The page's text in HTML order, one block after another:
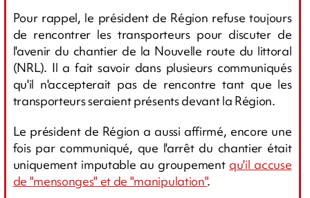
Pour rappel, le président de Région refuse toujours
de rencontrer les transporteurs pour discuter de
l'avenir du chantier de la Nouvelle route du littoral
(NRL). Il a fait savoir dans plusieurs communiqués
qu'il n'accepterait pas de rencontre tant que les
transporteurs seraient présents devant la Région.
Le président de Région a aussi affirmé, encore une
fois par communiqué, que l'arrêt du chantier était
uniquement imputable au groupement qu'il accuse
de "mensonges" et de "manipulation".